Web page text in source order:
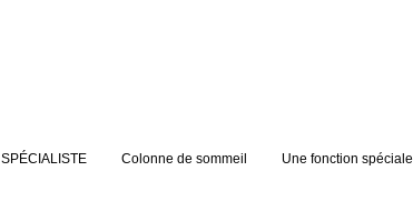
SPÉCIALISTE Colonne de sommeil Une fonction spéciale